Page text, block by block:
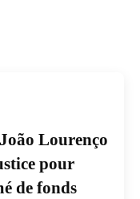
Lourenço
pour
de fonds